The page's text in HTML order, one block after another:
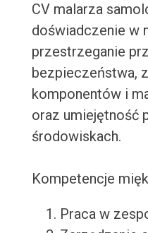
CV malarza
doświadczenie w
przestrzeganie
bezpieczeństwa,
komponentów i
oraz umiejętność
środowiskach.
Kompetencje
Praca w